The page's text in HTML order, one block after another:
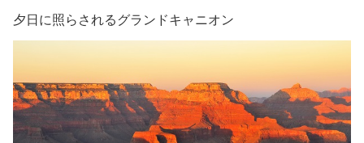
夕日に照らされるグランドキャニオン